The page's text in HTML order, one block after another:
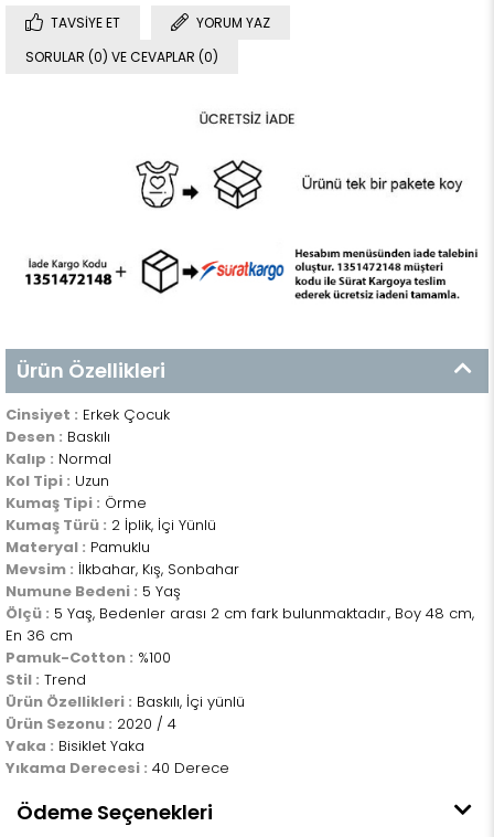
TAVSIYE ET
YORUM YAZ
SORULAR (0) VE CEVAPLAR (0)
Ürün Özellikleri
Cinsiyet : Erkek Çocuk
Desen : Baskılı
Kalıp : Normal
Kol Tipi : Uzun
Kumaş Tipi : Örme
Kumaş Türü : 2 İplik, İçi Yünlü
Materyal : Pamuklu
Mevsim : İlkbahar, Kış, Sonbahar
Numune Bedeni : 5 Yaş
Ölçü : 5 Yaş, Bedenler arası 2 cm fark bulunmaktadır., Boy 48 cm,
En 36 cm
Pamuk-Cotton : %100
Stil : Trend
Ürün Özellikleri : Baskılı, İçi yünlü
Ürün Sezonu : 2020 / 4
Yaka : Bisiklet Yaka
Yıkama Derecesi : 40 Derece
Ödeme Seçenekleri